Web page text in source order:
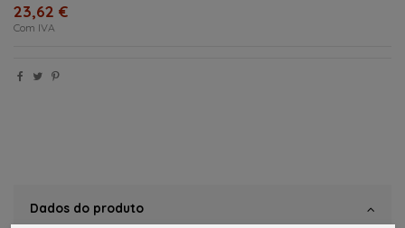
23,62 €
Com IVA
Dados do produto